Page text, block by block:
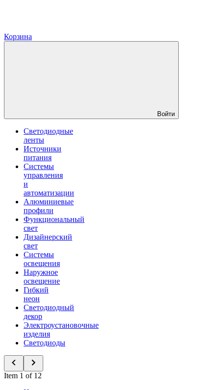
Корзина
Войти
Светодиодные
ленты
Источники
питания
Системы
управления
и
автоматизации
Алюминиевые
профили
Функциональный
свет
Дизайнерский
свет
Системы
освещения
Наружное
освещение
Гибкий
неон
Светодиодный
декор
Электроустановочные
изделия
Светодиоды
Item 1 of 12